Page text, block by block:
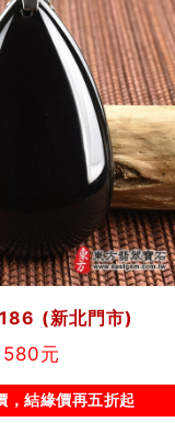
(新北門市)
元
，結緣價再五折起